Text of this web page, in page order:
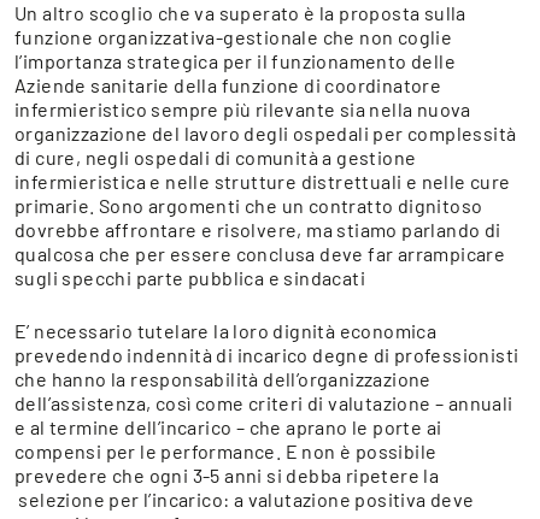
Un altro scoglio che va superato è la proposta sulla
funzione organizzativa-gestionale che non coglie
l’importanza strategica per il funzionamento delle
Aziende sanitarie della funzione di coordinatore
infermieristico sempre più rilevante sia nella nuova
organizzazione del lavoro degli ospedali per complessità
di cure, negli ospedali di comunità a gestione
infermieristica e nelle strutture distrettuali e nelle cure
primarie. Sono argomenti che un contratto dignitoso
dovrebbe affrontare e risolvere, ma stiamo parlando di
qualcosa che per essere conclusa deve far arrampicare
sugli specchi parte pubblica e sindacati
E’ necessario tutelare la loro dignità economica
prevedendo indennità di incarico degne di professionisti
che hanno la responsabilità dell’organizzazione
dell’assistenza, così come criteri di valutazione – annuali
e al termine dell’incarico – che aprano le porte ai
compensi per le performance. E non è possibile
prevedere che ogni 3-5 anni si debba ripetere la
selezione per l’incarico: a valutazione positiva deve